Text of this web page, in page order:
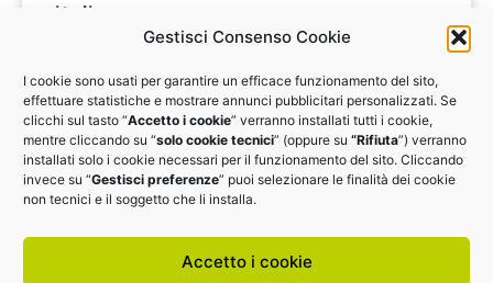
Gestisci Consenso Cookie
I cookie sono usati per garantire un efficace funzionamento del sito,
effettuare statistiche e mostrare annunci pubblicitari personalizzati. Se
clicchi sul tasto “Accetto i cookie” verranno installati tutti i cookie,
mentre cliccando su “solo cookie tecnici” (oppure su “Rifiuta”) verranno
installati solo i cookie necessari per il funzionamento del sito. Cliccando
invece su “Gestisci preferenze” puoi selezionare le finalità dei cookie
non tecnici e il soggetto che li installa.
Accetto i cookie
italiane
roadshow di EDI Confcommercio e Assintel
dedicato all’innovazione digitale fa tappa in Puglia.
SCOPRI DI PIÙ